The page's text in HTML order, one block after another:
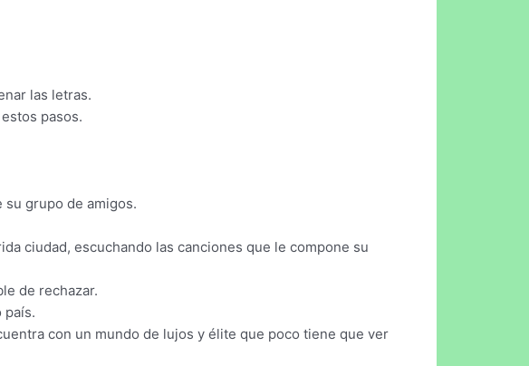
las letras.
pasos.
su grupo de amigos.
ciudad, escuchando las canciones que le compone su
de rechazar.
país.
con un mundo de lujos y élite que poco tiene que ver